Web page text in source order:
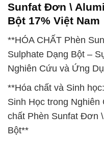
Sunfat Đơn \
Bột 17% Việt Nam
**HÓA CHẤT Phèn
Sulphate Dạng Bột –
Nghiên Cứu và Ứng
**Hóa chất và Sinh
Sinh Học trong
chất Phèn Sunfat Đơn
Bột**